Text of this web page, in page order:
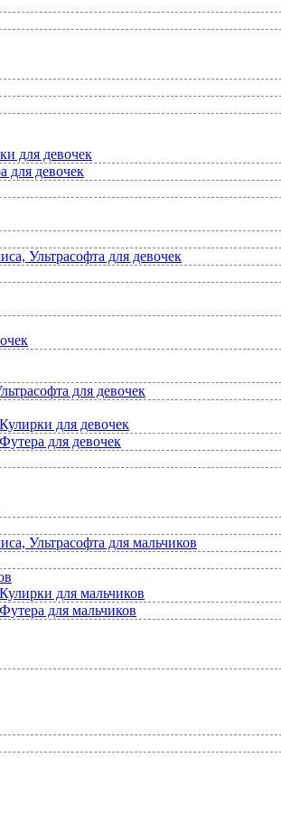
для девочек
для девочек
Ультрасофта для девочек
для девочек
для девочек
для девочек
Ультрасофта для мальчиков
для мальчиков
для мальчиков